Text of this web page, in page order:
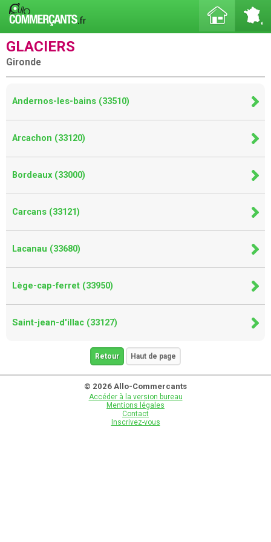
GLACIERS
Gironde
Andernos-les-bains (33510)
Arcachon (33120)
Bordeaux (33000)
Carcans (33121)
Lacanau (33680)
Lège-cap-ferret (33950)
Saint-jean-d'illac (33127)
Retour Haut de page
© 2026 Allo-Commercants
Accéder à la version bureau
Mentions légales
Contact
Inscrivez-vous